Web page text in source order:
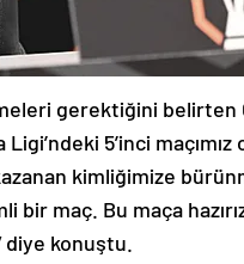
gerektiğini belirten
5’inci
kimliğimize
maç. Bu maça
diye konuştu.